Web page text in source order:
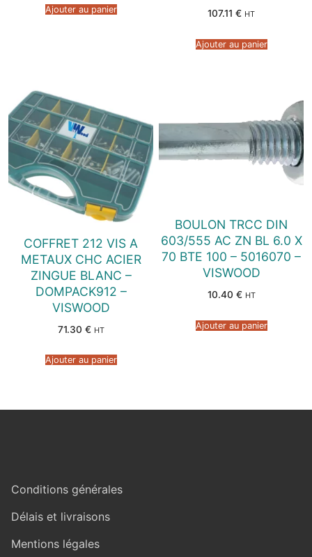
Ajouter au panier 107.11 € HT
Ajouter au panier
COFFRET 212 VIS A
METAUX CHC ACIER
ZINGUE BLANC –
DOMPACK912 –
VISWOOD
71.30 € HT
Ajouter au panier
BOULON TRCC DIN
603/555 AC ZN BL 6.0 X
70 BTE 100 – 5016070 –
VISWOOD
10.40 € HT
Ajouter au panier
Conditions générales
Délais et livraisons
Mentions légales